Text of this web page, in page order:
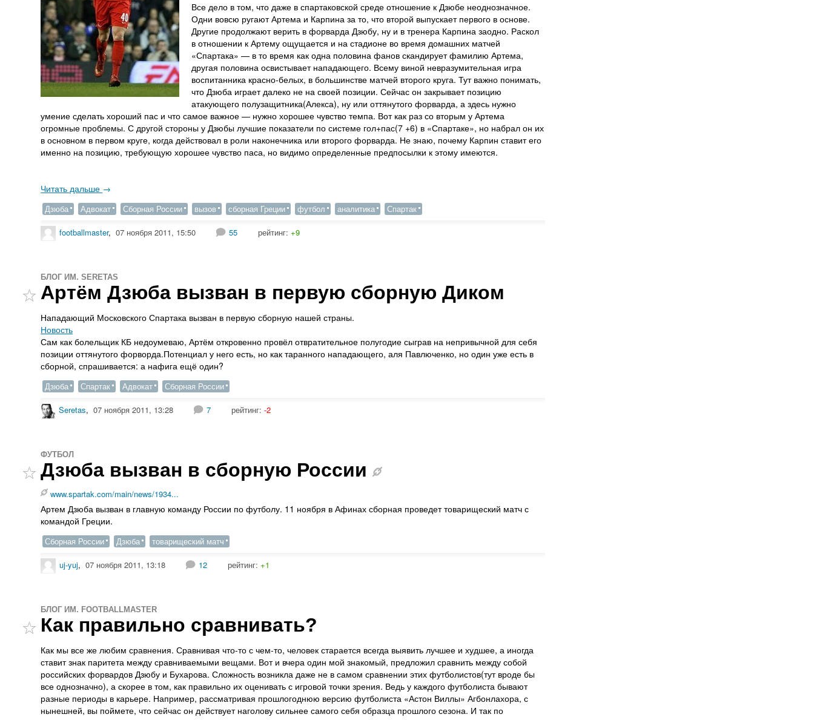
Все дело в том, что даже в спартаковской среде отношение к Дзюбе неоднозначное.
Одни вовсю ругают Артема и Карпина за то, что второй выпускает первого в основе.
Другие продолжают верить в форварда Дзюбу, ну и в тренера Карпина заодно. Раскол
в отношении к Артему ощущается и на стадионе во время домашних матчей
«Спартака» — в то время как одна половина фанов скандирует фамилию Артема,
другая половина освистывает нападающего. Всему виной невразумительная игра
воспитанника красно-белых, в большинстве матчей второго круга. Тут важно понимать,
что Дзюба играет далеко не на своей позиции. Сейчас он закрывает позицию
атакующего полузащитника(Алекса), ну или оттянутого форварда, а здесь нужно
умение сделать хороший пас и что самое важное — нужно хорошее чувство темпа. Вот как раз со вторым у Артема
огромные проблемы. С другой стороны у Дзюбы лучшие показатели по системе гол+пас(7 +6) в «Спартаке», но набрал он их
в основном в первом круге, когда действовал в роли наконечника или второго форварда. Не знаю, почему Карпин ставит его
именно на позицию, требующую хорошее чувство паса, но видимо определенные предпосылки к этому имеются.
Читать дальше →
Дзюба Адвокат Сборная России вызов сборная Греции футбол аналитика Спартак
footballmaster, 07 ноября 2011, 15:50 55 рейтинг:+9
БЛОГ ИМ. SERETAS
Артём Дзюба вызван в первую сборную Диком
Нападающий Московского Спартака вызван в первую сборную нашей страны.
Новость
Сам как болельщик КБ недоумеваю, Артём откровенно провёл отвратительное полугодие сыграв на непривычной для себя
позиции оттянутого форворда.Потенциал у него есть, но как таранного нападающего, аля Павлюченко, но один уже есть в
сборной, спрашивается: а нафига ещё один?
Дзюба Спартак Адвокат Сборная России
Seretas, 07 ноября 2011, 13:28 7 рейтинг:-2
ФУТБОЛ
Дзюба вызван в сборную России
www.spartak.com/main/news/1934...
Артем Дзюба вызван в главную команду России по футболу. 11 ноября в Афинах сборная проведет товарищеский матч с
командой Греции.
Сборная России Дзюба товарищеский матч
uj-yuj, 07 ноября 2011, 13:18 12 рейтинг:+1
БЛОГ ИМ. FOOTBALLMASTER
Как правильно сравнивать?
Как мы все же любим сравнения. Сравнивая что-то с чем-то, человек старается всегда выявить лучшее и худшее, а иногда
ставит знак паритета между сравниваемыми вещами. Вот и вчера один мой знакомый, предложил сравнить между собой
российских форвардов Дзюбу и Бухарова. Сложность возникла даже не в самом сравнении этих футболистов(тут вроде бы
все однозначно), а скорее в том, как правильно их оценивать с игровой точки зрения. Ведь у каждого футболиста бывают
разные периоды в карьере. Например, рассматривая прошлогоднюю версию футболиста «Астон Виллы» Агбонлахора, с
нынешней, вы поймете, что сейчас он действует наголову сильнее самого себя образца прошлого сезона. И так по